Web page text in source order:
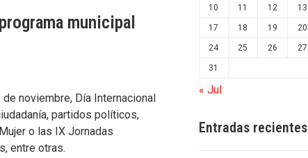
municipal
noviembre, Día Internacional
partidos políticos,
o las IX Jornadas
entre otras.
10 11 12 13
17 18 19 20
24 25 26 27
31
« Jul
Entradas recientes